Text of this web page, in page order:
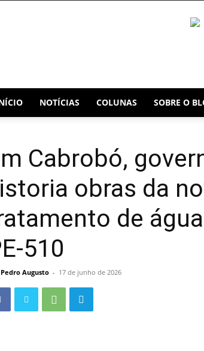
NOTÍCIAS COLUNAS SOBRE O
Cabrobó,
obras da
de
510
Pedro Augusto - 17 de junho de 2026